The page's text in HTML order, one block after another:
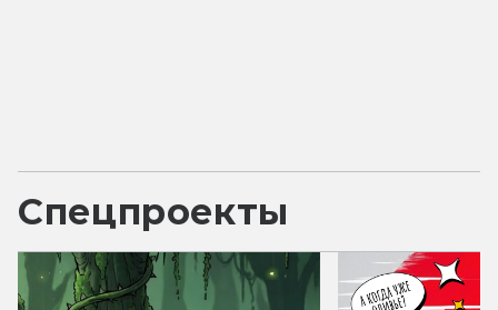
Спецпроекты